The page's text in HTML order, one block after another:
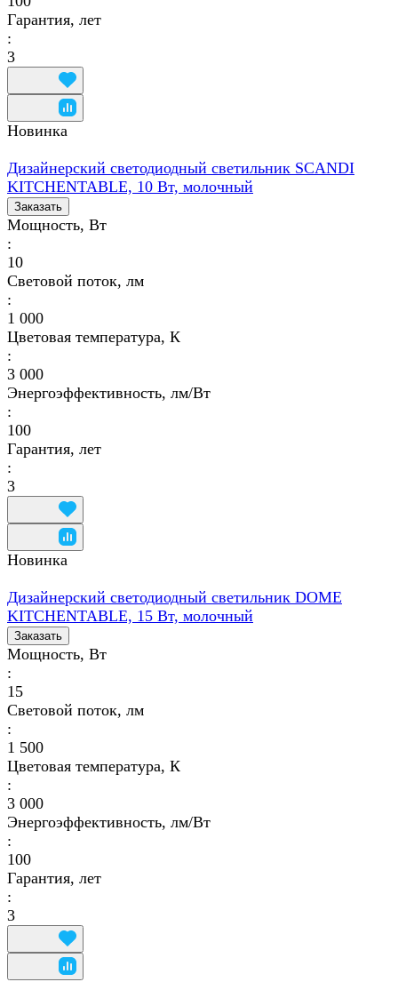
Гарантия, лет
:
3
Новинка
Дизайнерский светодиодный светильник SCANDI
KITCHENTABLE, 10 Вт, молочный
Заказать
Мощность, Вт
:
10
Световой поток, лм
:
1 000
Цветовая температура, К
:
3 000
Энергоэффективность, лм/Вт
:
100
Гарантия, лет
:
3
Новинка
Дизайнерский светодиодный светильник DOME
KITCHENTABLE, 15 Вт, молочный
Заказать
Мощность, Вт
:
15
Световой поток, лм
:
1 500
Цветовая температура, К
:
3 000
Энергоэффективность, лм/Вт
:
100
Гарантия, лет
:
3